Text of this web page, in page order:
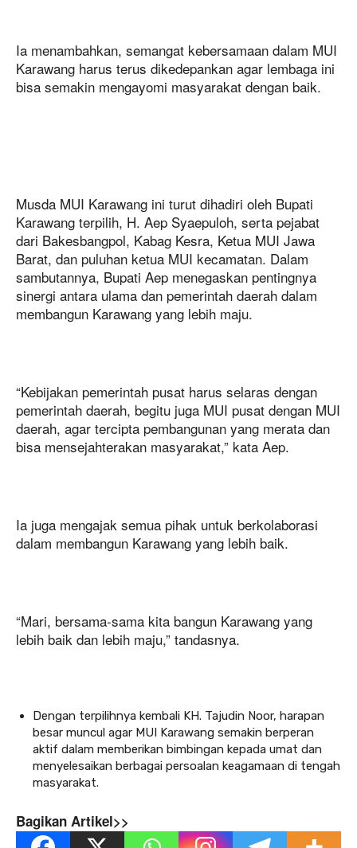
Ia menambahkan, semangat kebersamaan dalam MUI
Karawang harus terus dikedepankan agar lembaga ini
bisa semakin mengayomi masyarakat dengan baik.
Musda MUI Karawang ini turut dihadiri oleh Bupati
Karawang terpilih, H. Aep Syaepuloh, serta pejabat
dari Bakesbangpol, Kabag Kesra, Ketua MUI Jawa
Barat, dan puluhan ketua MUI kecamatan. Dalam
sambutannya, Bupati Aep menegaskan pentingnya
sinergi antara ulama dan pemerintah daerah dalam
membangun Karawang yang lebih maju.
“Kebijakan pemerintah pusat harus selaras dengan
pemerintah daerah, begitu juga MUI pusat dengan MUI
daerah, agar tercipta pembangunan yang merata dan
bisa mensejahterakan masyarakat,” kata Aep.
Ia juga mengajak semua pihak untuk berkolaborasi
dalam membangun Karawang yang lebih baik.
“Mari, bersama-sama kita bangun Karawang yang
lebih baik dan lebih maju,” tandasnya.
Dengan terpilihnya kembali KH. Tajudin Noor, harapan
besar muncul agar MUI Karawang semakin berperan
aktif dalam memberikan bimbingan kepada umat dan
menyelesaikan berbagai persoalan keagamaan di tengah
masyarakat.
Bagikan Artikel>>